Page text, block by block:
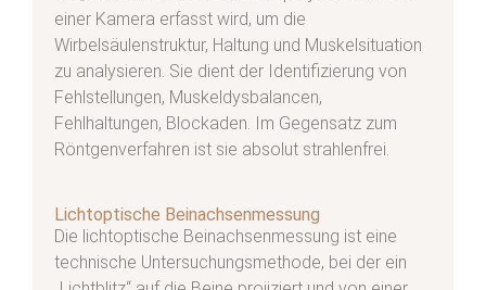
einer Kamera erfasst wird, um die
Wirbelsäulenstruktur, Haltung und Muskelsituation
zu analysieren. Sie dient der Identifizierung von
Fehlstellungen, Muskeldysbalancen,
Fehlhaltungen, Blockaden. Im Gegensatz zum
Röntgenverfahren ist sie absolut strahlenfrei.
Lichtoptische Beinachsenmessung
Die lichtoptische Beinachsenmessung ist eine
technische Untersuchungsmethode, bei der ein